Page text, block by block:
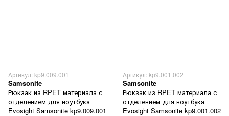
Артикул: kp9.009.001
Samsonite
Рюкзак из RPET материала с
отделением для ноутбука
Evosight Samsonite kp9.009.001
Артикул: kp9.001.002
Samsonite
Рюкзак из RPET материала с
отделением для ноутбука
Evosight Samsonite kp9.001.002